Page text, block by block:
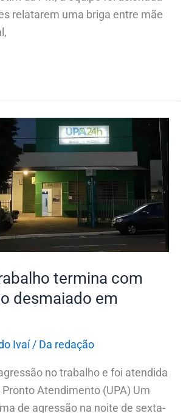
relatarem uma briga entre mãe
termina com
desmaiado em
Ivaí/ Da redação
no trabalho e foi atendida
Atendimento (UPA) Um
de agressão na noite de sexta-